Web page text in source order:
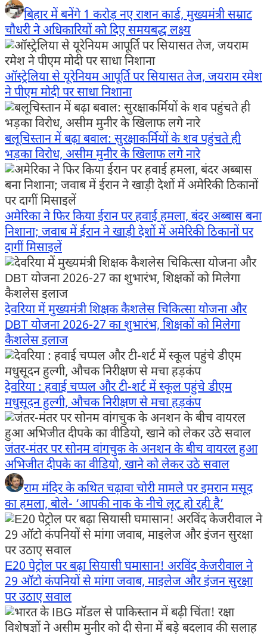
बिहार में बनेंगे 1 करोड़ नए राशन कार्ड, मुख्यमंत्री सम्राट
चौधरी ने अधिकारियों को दिए समयबद्ध लक्ष्य
ऑस्ट्रेलिया से यूरेनियम आपूर्ति पर सियासत तेज, जयराम रमेश
ने पीएम मोदी पर साधा निशाना
बलूचिस्तान में बढ़ा बवाल: सुरक्षाकर्मियों के शव पहुंचते ही
भड़का विरोध, असीम मुनीर के खिलाफ लगे नारे
अमेरिका ने फिर किया ईरान पर हवाई हमला, बंदर अब्बास बना
निशाना; जवाब में ईरान ने खाड़ी देशों में अमेरिकी ठिकानों पर
दागीं मिसाइलें
देवरिया में मुख्यमंत्री शिक्षक कैशलेस चिकित्सा योजना और
DBT योजना 2026-27 का शुभारंभ, शिक्षकों को मिलेगा
कैशलेस इलाज
देवरिया : हवाई चप्पल और टी-शर्ट में स्कूल पहुंचे डीएम
मधुसूदन हुल्गी, औचक निरीक्षण से मचा हड़कंप
जंतर-मंतर पर सोनम वांगचुक के अनशन के बीच वायरल हुआ
अभिजीत दीपके का वीडियो, खाने को लेकर उठे सवाल
राम मंदिर के कथित चढ़ावा चोरी मामले पर इमरान मसूद
का हमला, बोले- ‘आपकी नाक के नीचे लूट हो रही है’
E20 पेट्रोल पर बढ़ा सियासी घमासान! अरविंद केजरीवाल ने
29 ऑटो कंपनियों से मांगा जवाब, माइलेज और इंजन सुरक्षा
पर उठाए सवाल